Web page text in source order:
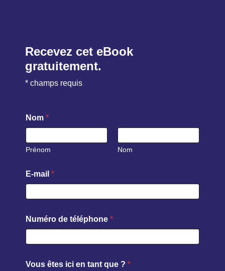
Recevez cet eBook
gratuitement.
* champs requis
Nom *
Prénom Nom
o
m
E-mail *
Numéro de téléphone *
Vous êtes ici en tant que ? *